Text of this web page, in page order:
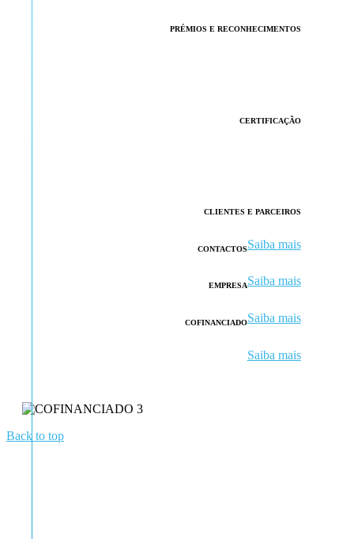
PRÉMIOS E RECONHECIMENTOS
CERTIFICAÇÃO
CLIENTES E PARCEIROS
Saiba mais
CONTACTOS
Saiba mais
EMPRESA
Saiba mais
COFINANCIADO
Saiba mais
Back to top